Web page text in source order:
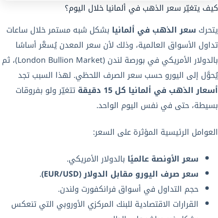
كيف يتغيّر سعر الذهب في ألمانيا خلال اليوم؟
يتحرك سعر الذهب في ألمانيا بشكل شبه مستمر خلال ساعات
تداول الأسواق العالمية، وذلك لأن سعر المعدن يُسعَّر أساسًا
بالدولار الأمريكي في بورصة لندن (London Bullion Market)، ثم
يُحوَّل إلى اليورو حسب سعر الصرف اللحظي. لهذا السبب تجد
أسعار الذهب في ألمانيا كل 15 دقيقة
تتغيّر ولو بفروقات
بسيطة، حتى في نفس اليوم الواحد.
العوامل الرئيسية المؤثرة على السعر:
سعر الأونصة عالميًا بالدولار الأمريكي.
سعر صرف اليورو مقابل الدولار (EUR/USD)
.
حجم التداول في أسواق فرانكفورت ولندن.
القرارات الاقتصادية للبنك المركزي الأوروبي التي تنعكس